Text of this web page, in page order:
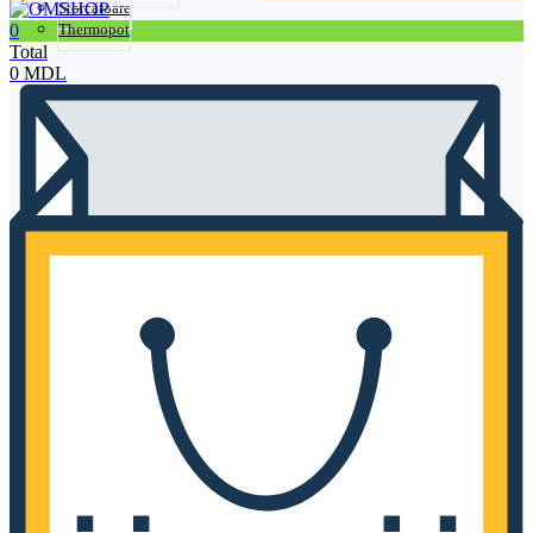
Storcătoare
Thermopot
0
Total
0 MDL